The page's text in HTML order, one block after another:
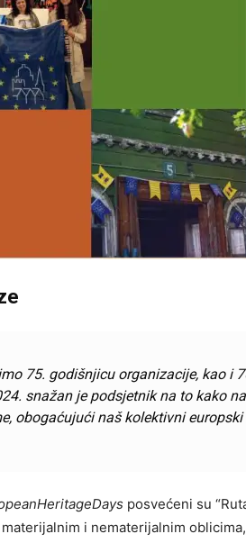
75. godišnjicu organizacije, kao i
snažan je podsjetnik na to kako
obogaćujući naš kolektivni
posvećeni su
i nematerijalnim